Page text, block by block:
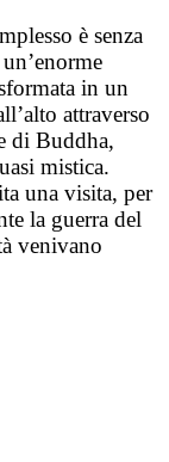
è senza
in un
attraverso
di Buddha,
mistica.
una visita, per
la guerra del
venivano